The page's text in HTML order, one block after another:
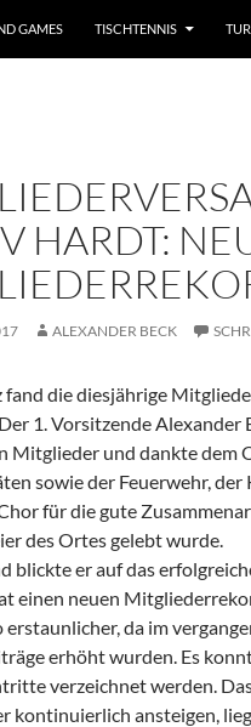
GAMES TISCHTENNIS
HARDT:
ALEXANDER BECK
fand die diesjährige
1. Vorsitzende Alexander
Mitglieder und dankte dem
sowie der Feuerwehr, der
für die gute
des Ortes gelebt wurde.
blickte er auf das
einen neuen
erstaunlicher, da im
erhöht wurden. Es
verzeichnet werden.
kontinuierlich ansteigen,